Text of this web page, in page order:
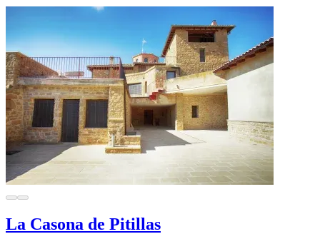
La Casona de Pitillas